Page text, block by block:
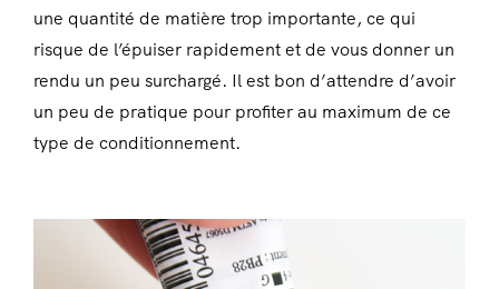
une quantité de matière trop importante, ce qui
risque de l’épuiser rapidement et de vous donner un
rendu un peu surchargé. Il est bon d’attendre d’avoir
un peu de pratique pour profiter au maximum de ce
type de conditionnement.